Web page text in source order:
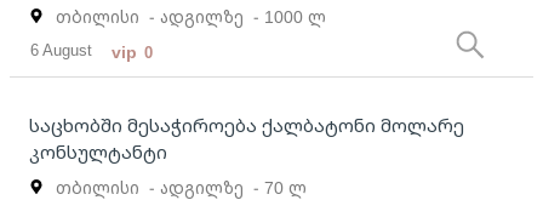
თბილისი - ადგილზე - 1000 ლ
6 August vip 0
საცხობში მესაჭიროება ქალბატონი მოლარე
კონსულტანტი
თბილისი - ადგილზე - 70 ლ